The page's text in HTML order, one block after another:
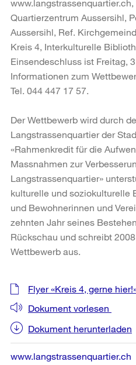
www.langstrassenquartier.ch,
Quartierzentrum Aussersihl,
Aussersihl, Ref.
Kreis 4, Interkulturelle
Einsendeschluss ist Freitag,
Informationen zum
Tel. 044 447 17 57.
Der Wettbewerb wird durch
Langstrassenquartier der
«Rahmenkredit für die
Massnahmen zur
Langstrassenquartier»
kulturelle und soziokulturelle
und Bewohnerinnen und
zehnten Jahr seines
Rückschau und schreibt
Wettbewerb aus.
Weitere
Informationen
Flyer «Kreis 4, gerne
Dokument vorlesen
Dokument herunterladen
www.langstrassenquartier.ch